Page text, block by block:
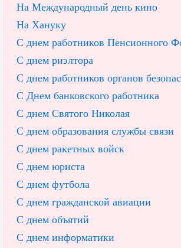
На Международный день кино
На Хануку
С днем работников Пенсионного
С днем риэлтора
С днем работников органов
С Днем банковского работника
С днем Святого Николая
С днем образования службы связи
С днем ракетных войск
С днем юриста
С днем футбола
С днем гражданской авиации
С днем объятий
С днем информатики